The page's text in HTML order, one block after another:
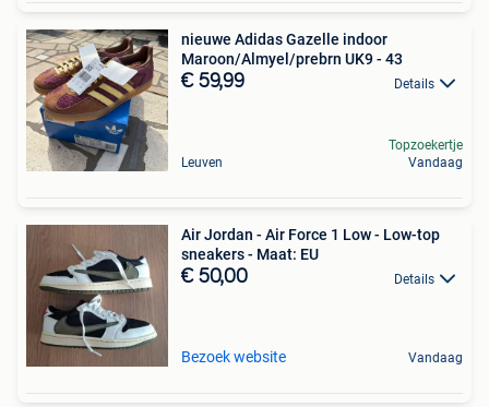
nieuwe Adidas Gazelle indoor
Maroon/Almyel/prebrn UK9 - 43
€ 59,99 Details
Leuven
Topzoekertje
Vandaag
Air Jordan - Air Force 1 Low - Low-top
sneakers - Maat: EU
€ 50,00 Details
Bezoek website Vandaag